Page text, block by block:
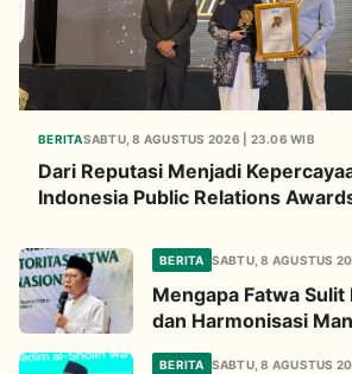
BERITASABTU, 8 AGUSTUS 2026 | 23.06 WIB
Dari Reputasi Menjadi
Indonesia Public Relations
BERITA SABTU, 8 AGUSTUS
Mengapa Fatwa
dan Harmonisasi
Penjelasan Kiai Cholil
BERITA SABTU, 8 AGUSTUS